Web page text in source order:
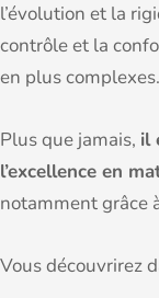
l’évolution et la
contrôle et la
en plus complexes.
Plus que jamais, il
l’excellence en
notamment grâce
Vous découvrirez